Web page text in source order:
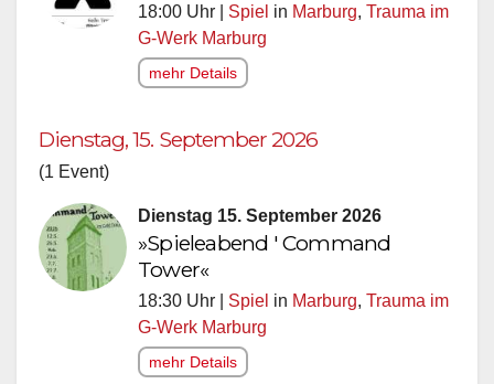
18:00 Uhr | Spiel in Marburg, Trauma im
G-Werk Marburg
mehr Details
Dienstag, 15. September 2026
(1 Event)
Dienstag 15. September 2026
»Spieleabend ' Command
Tower«
18:30 Uhr | Spiel in Marburg, Trauma im
G-Werk Marburg
mehr Details